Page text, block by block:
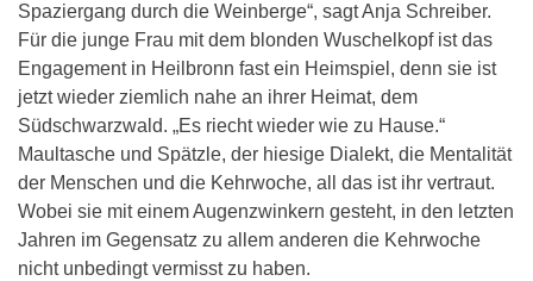
Spaziergang durch die Weinberge“, sagt Anja Schreiber.
Für die junge Frau mit dem blonden Wuschelkopf ist das
Engagement in Heilbronn fast ein Heimspiel, denn sie ist
jetzt wieder ziemlich nahe an ihrer Heimat, dem
Südschwarzwald. „Es riecht wieder wie zu Hause.“
Maultasche und Spätzle, der hiesige Dialekt, die Mentalität
der Menschen und die Kehrwoche, all das ist ihr vertraut.
Wobei sie mit einem Augenzwinkern gesteht, in den letzten
Jahren im Gegensatz zu allem anderen die Kehrwoche
nicht unbedingt vermisst zu haben.